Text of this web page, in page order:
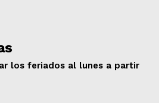
los feriados al lunes a partir